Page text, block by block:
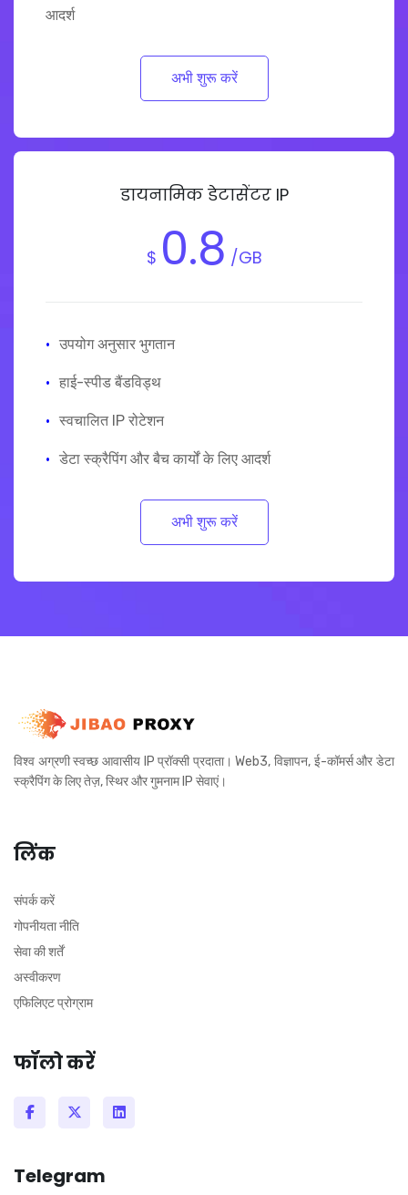
आदर्श
अभी शुरू करें
डायनामिक डेटासेंटर IP
$ 0.8 /GB
· उपयोग अनुसार भुगतान
· हाई-स्पीड बैंडविड्थ
· स्वचालित IP रोटेशन
· डेटा स्क्रैपिंग और बैच कार्यों के लिए आदर्श
अभी शुरू करें
विश्व अग्रणी स्वच्छ आवासीय IP प्रॉक्सी प्रदाता। Web3, विज्ञापन, ई-कॉमर्स और डेटा
स्क्रैपिंग के लिए तेज़, स्थिर और गुमनाम IP सेवाएं।
लिंक
संपर्क करें
गोपनीयता नीति
सेवा की शर्तें
अस्वीकरण
एफिलिएट प्रोग्राम
फॉलो करें
Telegram